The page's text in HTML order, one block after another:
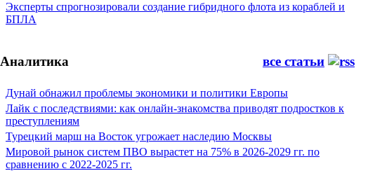
Эксперты спрогнозировали создание гибридного флота из кораблей и
БПЛА
Аналитика все статьи
Дунай обнажил проблемы экономики и политики Европы
Лайк с последствиями: как онлайн-знакомства приводят подростков к
преступлениям
Турецкий марш на Восток угрожает наследию Москвы
Мировой рынок систем ПВО вырастет на 75% в 2026-2029 гг. по
сравнению с 2022-2025 гг.